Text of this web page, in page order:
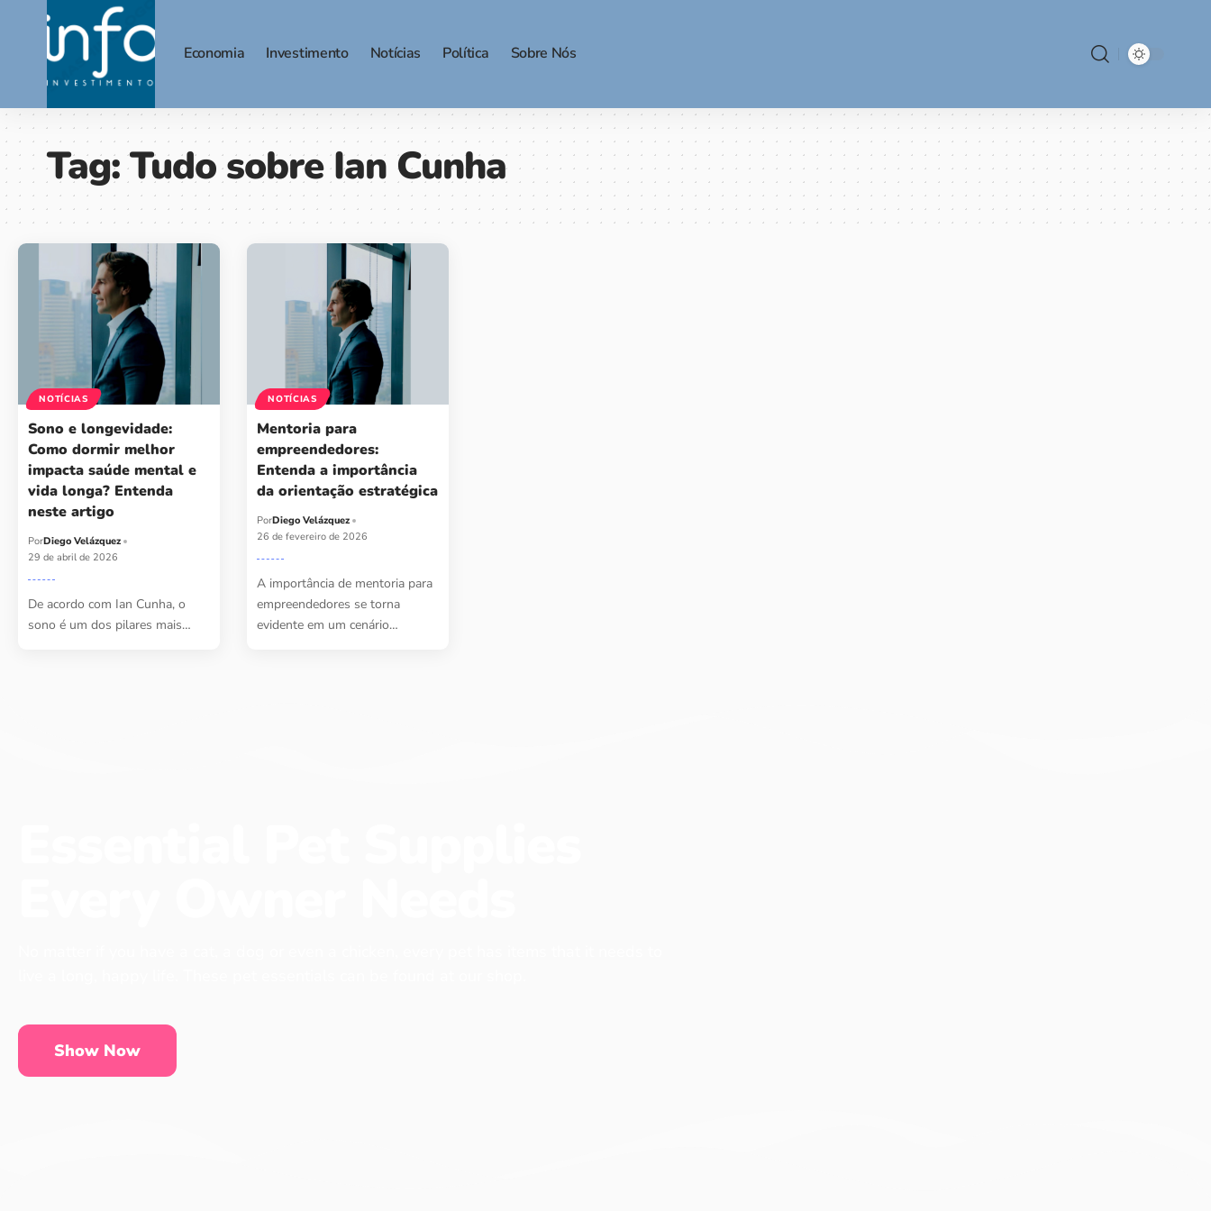
Economia Investimento Notícias Política Sobre Nós
Tag:Tudo sobre Ian Cunha
NOTÍCIAS
Sono e longevidade:
Como dormir melhor
impacta saúde mental e
vida longa? Entenda
neste artigo
PorDiego Velázquez
29 de abril de 2026
De acordo com Ian Cunha, o
sono é um dos pilares mais…
NOTÍCIAS
Mentoria para
empreendedores:
Entenda a importância
da orientação estratégica
PorDiego Velázquez
26 de fevereiro de 2026
A importância de mentoria para
empreendedores se torna
evidente em um cenário…
Show Now